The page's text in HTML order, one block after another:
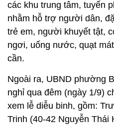
các khu trung tâm, tuyến
nhằm hỗ trợ người dân,
trẻ em, người khuyết tật,
ngơi, uống nước, quạt
cần.
Ngoài ra, UBND phường
nghỉ qua đêm (ngày 1/9)
xem lễ diễu binh, gồm:
Trinh (40-42 Nguyễn Thái